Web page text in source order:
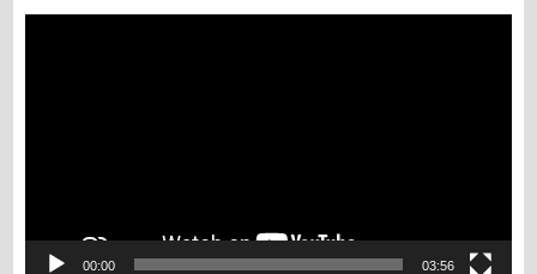
00:00 03:56